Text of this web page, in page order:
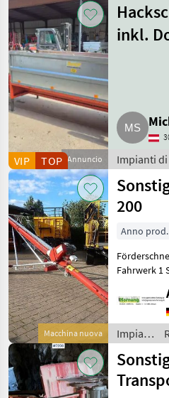
e
trasporto
Annuncio
VIP TOP
inkl.
Impianti
e
Macchina nuova
200
Anno
Fahrwerk 1 Stück
12.30 m – Durchmesser 200
mm -
Impianti
di
e
trasporto